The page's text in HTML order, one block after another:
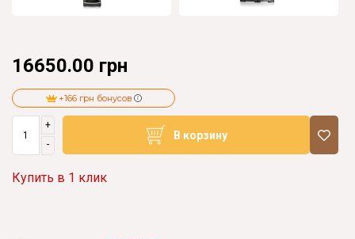
16650.00 грн
+166 грн бонусов
+
-
В корзину
Купить в 1 клик